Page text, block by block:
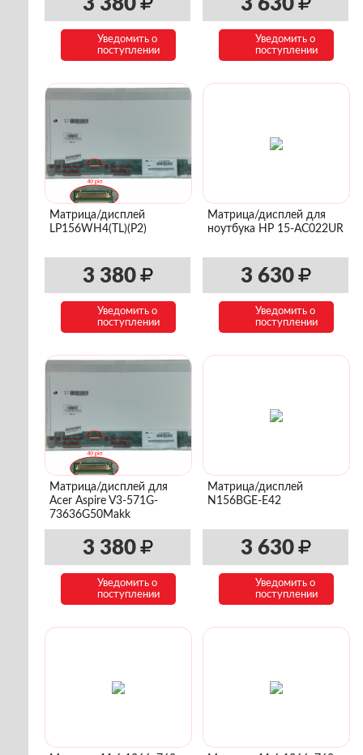
Уведомить о
поступлении
Уведомить о
поступлении
Матрица/дисплей
LP156WH4(TL)(P2)
3 380
Уведомить о
поступлении
Матрица/дисплей для
ноутбука HP 15-AC022UR
3 630
Уведомить о
поступлении
Матрица/дисплей для
Acer Aspire V3-571G-
73636G50Makk
3 380
Уведомить о
поступлении
Матрица/дисплей
N156BGE-E42
3 630
Уведомить о
поступлении